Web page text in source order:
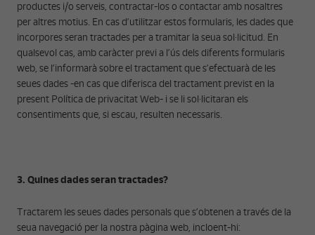
productes i/o serveis, contractar-los o contactar amb nosaltres
per altres motius. En cas d’utilitzar estos formularis, les dades que
incorpores seran tractades per a tramitar la seua sol·licitud. En
qualsevol cas, amb caràcter previ a l’ús dels diferents formularis
web, se l’informarà sobre el tractament que s’efectuarà de les
seues dades -en cas que diferisca del tractament previst en la
present Política de privacitat Web- i se li sol·licitaran els
consentiments que, si escau, resulten necessaris.
3. Quines dades seran tractades?
Tractarem les seues dades personals que s’obtenen a través de la
seua navegació per la nostra pàgina web, incloent-hi: